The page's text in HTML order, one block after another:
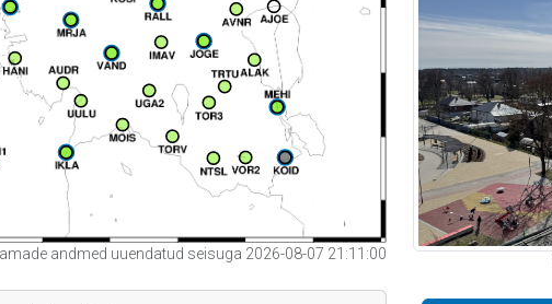
andmed uuendatud seisuga 2026-08-07 21:11:00